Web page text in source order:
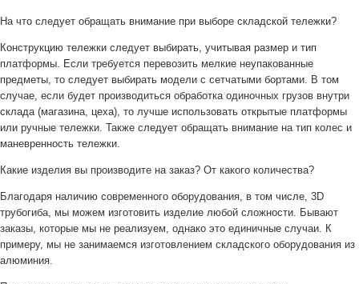
На что следует обращать внимание при выборе складской тележки?
Конструкцию тележки следует выбирать, учитывая размер и тип
платформы. Если требуется перевозить мелкие неупакованные
предметы, то следует выбирать модели с сетчатыми бортами. В том
случае, если будет производиться обработка одиночных грузов внутри
склада (магазина, цеха), то лучше использовать открытые платформы
или ручные тележки. Также следует обращать внимание на тип колес и
маневренность тележки.
Какие изделия вы производите на заказ? От какого количества?
Благодаря наличию современного оборудования, в том числе, 3D
трубогиба, мы можем изготовить изделие любой сложности. Бывают
заказы, которые мы не реализуем, однако это единичные случаи. К
примеру, мы не занимаемся изготовлением складского оборудования из
алюминия.